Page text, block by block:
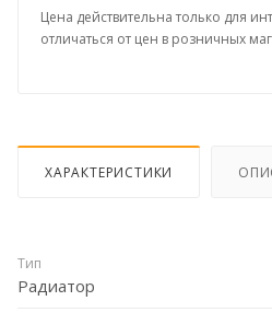
Цена действительна только для
отличаться от цен в розничных
ХАРАКТЕРИСТИКИ
Тип
Радиатор